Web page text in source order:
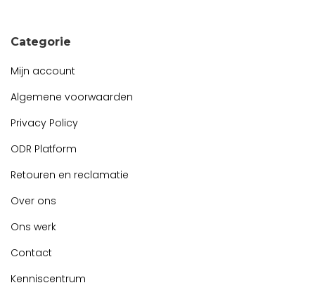
Categorie
Mijn account
Algemene voorwaarden
Privacy Policy
ODR Platform
Retouren en reclamatie
Over ons
Ons werk
Contact
Kenniscentrum